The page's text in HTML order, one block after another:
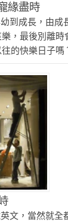
緣盡時
到成長，由成
，最後別離
的快樂日子嗎
文，當然就